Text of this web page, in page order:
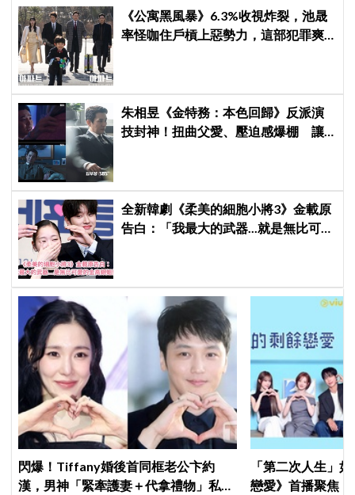
《公寓黑風暴》6.3%收視炸裂，池晟
率怪咖住戶槓上惡勢力，這部犯罪爽
朱相昱《金特務：本色回歸》反派演
技封神！扭曲父愛、壓迫感爆棚 讓
全新韓劇《柔美的細胞小將3》金載原
告白：「我最大的武器...就是無比可愛
閃爆！Tiffany婚後首同框老公卞約
漢，男神「緊牽護妻＋代拿禮物」私下
「第二次人生」
戀愛》首播聚焦